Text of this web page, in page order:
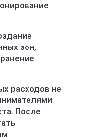
зон,
расходов не
После